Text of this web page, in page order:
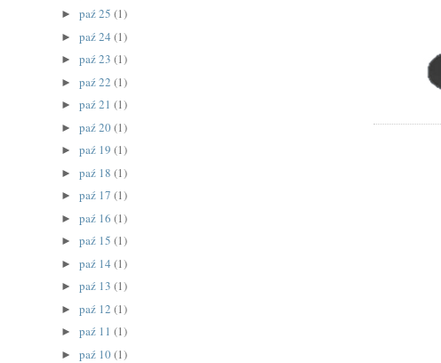
► paź 25 (1)
► paź 24 (1)
► paź 23 (1)
► paź 22 (1)
► paź 21 (1)
► paź 20(1)
► paź 19 (1)
► paź 18 (1)
► paź 17 (1)
► paź 16 (1)
► paź 15 (1)
► paź 14 (1)
► paź 13 (1)
► paź 12 (1)
► paź 11 (1)
► paź 10(1)